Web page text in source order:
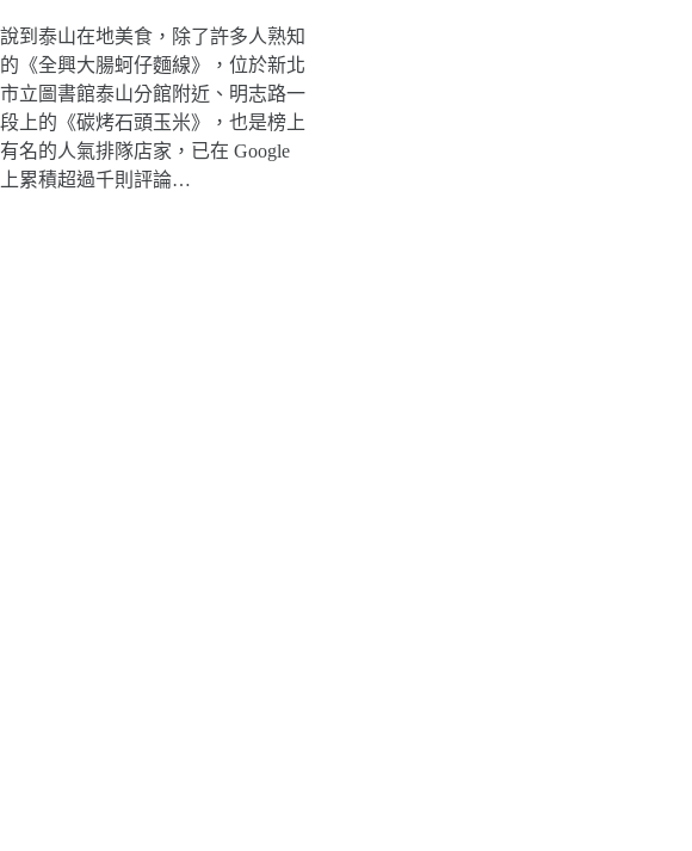
說到泰山在地美食，除了許多人熟知
的《全興大腸蚵仔麵線》，位於新北
市立圖書館泰山分館附近、明志路一
段上的《碳烤石頭玉米》，也是榜上
有名的人氣排隊店家，已在 Google
上累積超過千則評論…